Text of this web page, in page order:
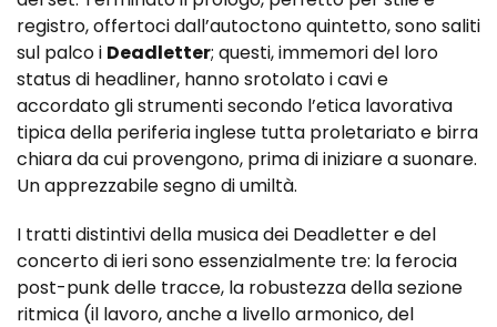
registro, offertoci dall’autoctono quintetto, sono saliti
sul palco i Deadletter; questi, immemori del loro
status di headliner, hanno srotolato i cavi e
accordato gli strumenti secondo l’etica lavorativa
tipica della periferia inglese tutta proletariato e birra
chiara da cui provengono, prima di iniziare a suonare.
Un apprezzabile segno di umiltà.
I tratti distintivi della musica dei Deadletter e del
concerto di ieri sono essenzialmente tre: la ferocia
post-punk delle tracce, la robustezza della sezione
ritmica (il lavoro, anche a livello armonico, del